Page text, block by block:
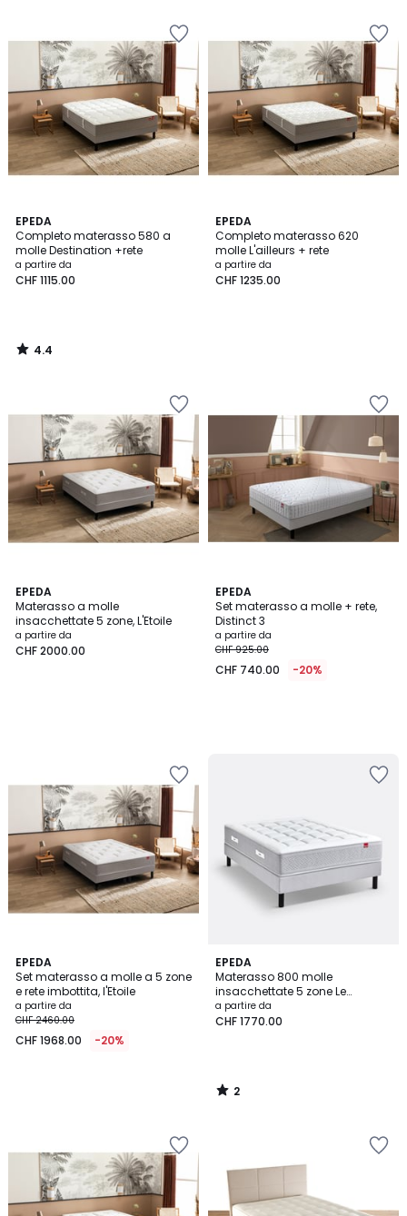
EPEDA
Completo materasso 580 a
molle Destination +rete
a partire da
CHF 1115.00
4.4
/ 5
4.4
/
EPEDA
Completo materasso 620
molle L'ailleurs + rete
a partire da
CHF 1235.00
EPEDA
Materasso a molle
insacchettate 5 zone, L'Etoile
a partire da
CHF 2000.00
EPEDA
Set materasso a molle + rete,
Distinct 3
a partire da
CHF 925.00
CHF 740.00 -20%
EPEDA
Set materasso a molle a 5 zone
e rete imbottita, l'Etoile
a partire da
CHF 2460.00
CHF 1968.00 -20%
EPEDA
Materasso 800 molle
insacchettate 5 zone Le
Majestueux
a partire da
CHF 1770.00
2
/
5
2
/